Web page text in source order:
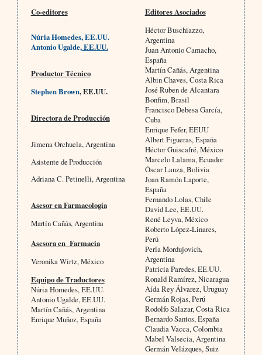
Co-editores
Núria Homedes, EE.UU.
Antonio Ugalde,EE.UU.
Productor Técnico
Stephen Brown, EE.UU.
Directora de Producción
Jimena Orchuela, Argentina
Asistente de Producción
Adriana C. Petinelli, Argentina
Asesor en Farmacología
Martín Cañás, Argentina
Asesora en Farmacia
Veronika Wirtz, México
Equipo de Traductores
Núria Homedes, EE.UU.
Antonio Ugalde, EE.UU.
Martín Cañás, Argentina
Enrique Muñoz, España
Editores Asociados
Héctor Buschiazzo,
Argentina
Juan Antonio Camacho,
España
Martín Cañás, Argentina
Albin Chaves, Costa Rica
José Ruben de Alcantara
Bonfim, Brasil
Francisco Debesa García,
Cuba
Enrique Fefer, EEUU
Albert Figueras, España
Héctor Guiscafré, México
Marcelo Lalama, Ecuador
Óscar Lanza, Bolivia
Joan Ramón Laporte,
España
Fernando Lolas, Chile
David Lee, EE.UU.
René Leyva, México
Roberto López-Linares,
Perú
Perla Mordujovich,
Argentina
Patricia Paredes, EE.UU.
Ronald Ramírez, Nicaragua
Aída Rey Álvarez, Uruguay
Germán Rojas, Perú
Rodolfo Salazar, Costa Rica
Bernardo Santos, España
Claudia Vacca, Colombia
Mabel Valsecia, Argentina
Germán Velázques, Suiz